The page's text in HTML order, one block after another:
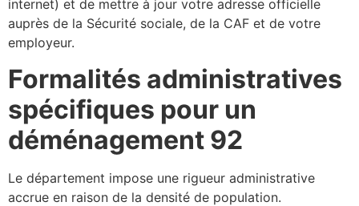
internet) et de mettre à jour votre adresse officielle
auprès de la Sécurité sociale, de la CAF et de votre
employeur.
Formalités administratives
spécifiques pour un
déménagement 92
Le département impose une rigueur administrative
accrue en raison de la densité de population.